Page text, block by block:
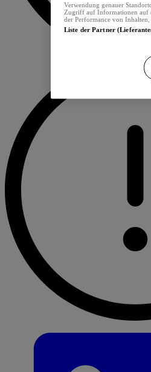
Verwendung genauer
Zugriff auf Informationen auf
der Performance von
Liste der Partner